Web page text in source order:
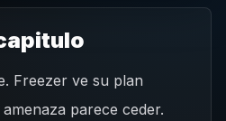
CAPITULO
complot de Freezer se ha
Freezer ve su plan
parece ceder.